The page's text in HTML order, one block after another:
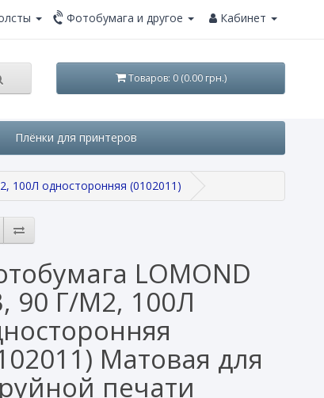
Фотобумага и другое Кабинет
Товаров: 0 (0.00 грн.)
Плёнки для принтеров
100Л односторонняя (0102011)
LOMOND
90 Г/М2, 100Л
Матовая для
печати